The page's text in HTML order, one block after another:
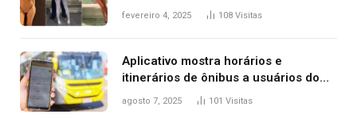
West que apareceu nua no Grammy
fevereiro 4, 2025 108 Visitas
Aplicativo mostra horários e
itinerários de ônibus a usuários do
transporte público de Palmas; confira
agosto 7, 2025 101 Visitas